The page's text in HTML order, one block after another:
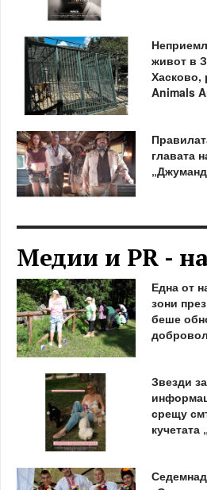
живот в
Хасково,
Animals
главата
Медии и PR -
Една от
зони
беше
Звезди
срещу
кучетата